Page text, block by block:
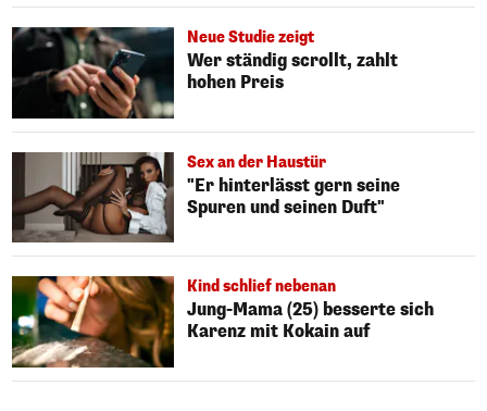
Neue Studie zeigt
Wer ständig scrollt, zahlt
hohen Preis
Sex an der Haustür
"Er hinterlässt gern seine
Spuren und seinen Duft"
Kind schlief nebenan
Jung-Mama (25) besserte sich
Karenz mit Kokain auf